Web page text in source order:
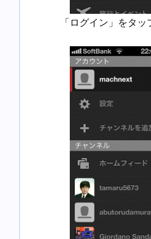
「ログイン」をタ